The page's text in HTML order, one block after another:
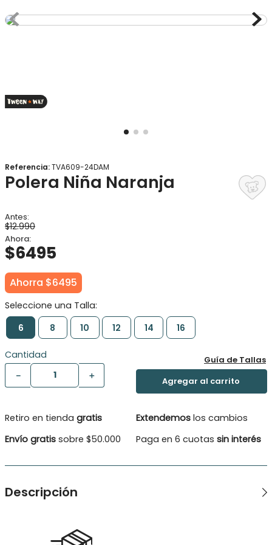
Referencia:TVA609-24DAM
Polera Niña Naranja
$12.990
$6495
Ahorra $6495
6 8 10 12 14 16
Cantidad
＋
－
Guía de Tallas
Retiro en tienda gratis
Envío gratis sobre $50.000
Extendemos los cambios
Paga en 6 cuotas sin interés
Descripción
aplicación a crochet, para un look más campestre. En dos
bellos colores para elegir
9.
panty